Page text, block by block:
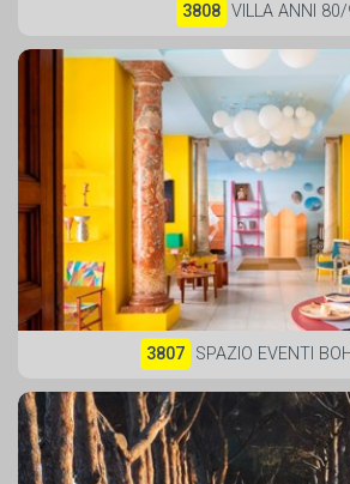
3808 VILLA ANNI
3807 SPAZIO EVENTI